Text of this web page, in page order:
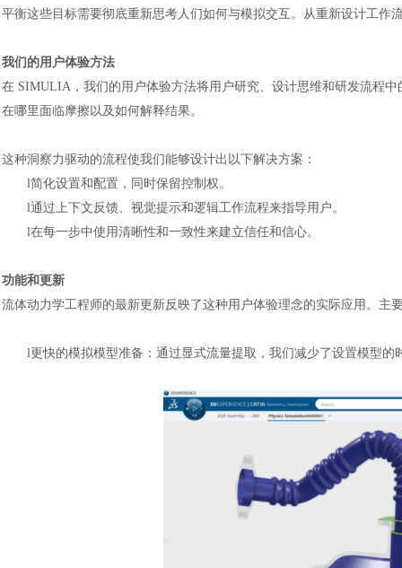
平衡这些目标需要彻底重新思考人们如何与模拟交互。从重新设计工作
我们的用户体验方法
在 SIMULIA，我们的用户体验方法将用户研究、设计思维和研发流程
在哪里面临摩擦以及如何解释结果。
这种洞察力驱动的流程使我们能够设计出以下解决方案：
l简化设置和配置，同时保留控制权。
l通过上下文反馈、视觉提示和逻辑工作流程来指导用户。
l在每一步中使用清晰性和一致性来建立信任和信心。
功能和更新
流体动力学工程师的最新更新反映了这种用户体验理念的实际应用。
l更快的模拟模型准备：通过显式流量提取，我们减少了设置模型